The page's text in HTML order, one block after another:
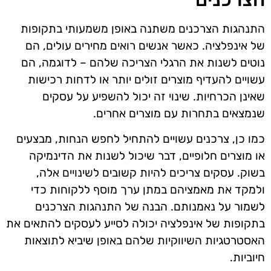
התנהגות הצרכנים משתנה באופן משמעותי בתקופות
של אינפלציה. כאשר אנשים רואים מחירים עולים, הם
נוטים לשנות את הרגלי הצריכה שלהם – לדוגמה, הם
עשויים להעדיף מוצרים זולים יותר או לדחות רכישות
שאינן הכרחיות. שינוי זה יכול להשפיע על עסקים
שנמצאים בתחרות עם מוצרים אחרים.
כמו כן, צרכנים עשויים להתחיל לחפש הנחות, מבצעים
או מוצרים חלופיים, דבר שיכול לשנות את הדינמיקה
בשוק. עסקים צריכים להיות קשובים לשינויים אלה,
ולמקד את מאמציהם במתן ערך מוסף ללקוחות כדי
לשמור על נאמנותם. הבנה של התנהגות הצרכנים
בתקופות של אינפלציה יכולה לסייע לעסקים להתאים את
האסטרטגיות השיווקיות שלהם באופן שיביא לתוצאות
חיוביות.